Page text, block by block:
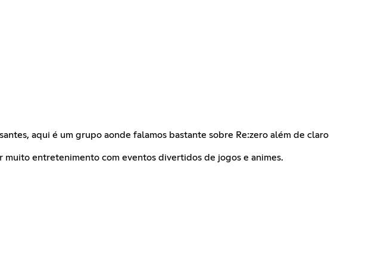
aqui é um grupo aonde falamos bastante sobre Re:zero além de claro
entretenimento com eventos divertidos de jogos e animes.